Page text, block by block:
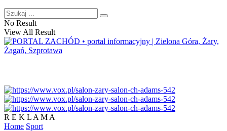
No Result
View All Result
R E K L A M A
Home Sport